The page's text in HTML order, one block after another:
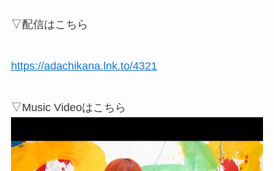
▽配信はこちら
https://adachikana.lnk.to/4321
▽Music Videoはこちら